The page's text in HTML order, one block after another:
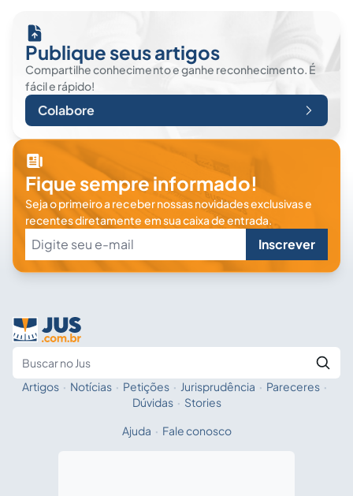
Publique seus artigos
Compartilhe conhecimento e ganhe reconhecimento. É
fácil e rápido!
Colabore
Fique sempre informado!
Seja o primeiro a receber nossas novidades exclusivas e
recentes diretamente em sua caixa de entrada.
Inscrever
Fale com a IA
Artigos · Notícias · Petições · Jurisprudência · Pareceres ·
Dúvidas · Stories
Ajuda · Fale conosco